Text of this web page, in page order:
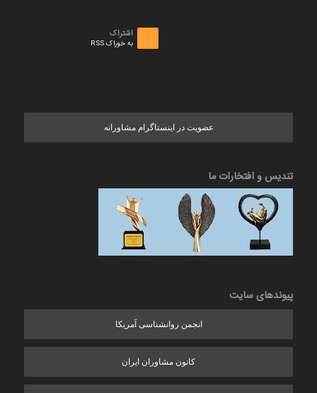
اشتراک
به خوراک RSS
عضویت در اینستاگرام مشاورانه
تندیس و افتخارات ما
پیوندهای سایت
انجمن روانشناسی آمریکا
کانون مشاوران ایران